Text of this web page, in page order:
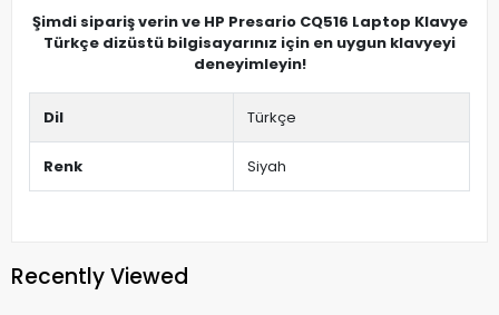
Şimdi sipariş verin ve HP Presario CQ516 Laptop Klavye
Türkçe dizüstü bilgisayarınız için en uygun klavyeyi
deneyimleyin!
Dil Türkçe
Renk Siyah
Recently Viewed